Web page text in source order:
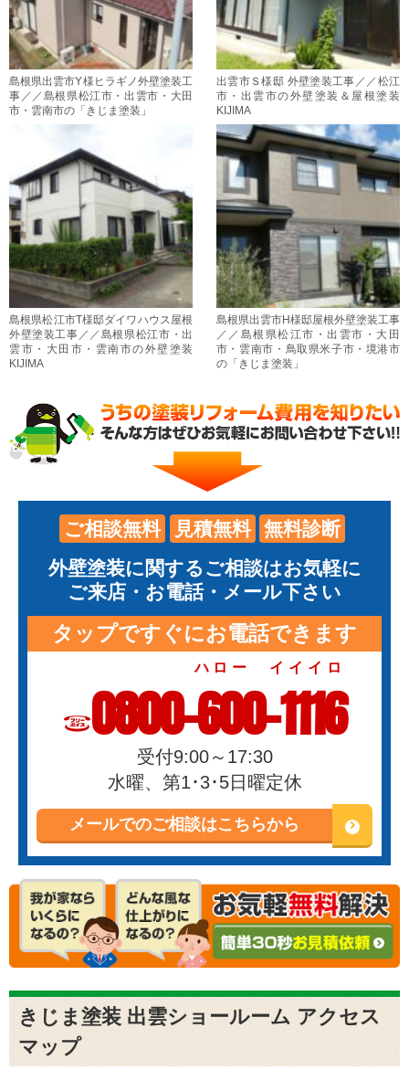
島根県出雲市Y様ヒラギノ外壁塗装工
事／／島根県松江市・出雲市・大田
市・雲南市の「きじま塗装」
出雲市Ｓ様邸 外壁塗装工事／／松江
市・出雲市の外壁塗装＆屋根塗装
KIJIMA
島根県松江市T様邸ダイワハウス屋根
外壁塗装工事／／島根県松江市・出
雲市・大田市・雲南市の外壁塗装
KIJIMA
島根県出雲市H様邸屋根外壁塗装工事
／／島根県松江市・出雲市・大田
市・雲南市・鳥取県米子市・境港市
の「きじま塗装」
ご相談無料 見積無料
無料診断
外壁塗装に関するご相談はお気軽に
ご来店・お電話・メール下さい
タップですぐにお電話できます
0800-600-1116
ハロー イイイロ
受付9:00～17:30
水曜、第1･3･5日曜定休
メールでのご相談はこちらから
きじま塗装 出雲ショールーム アクセス
マップ